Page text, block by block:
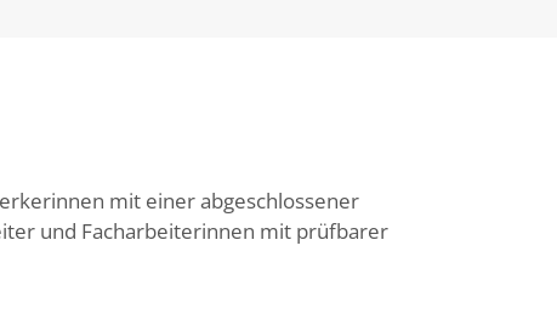
mit einer abgeschlossener
und Facharbeiterinnen mit prüfbarer